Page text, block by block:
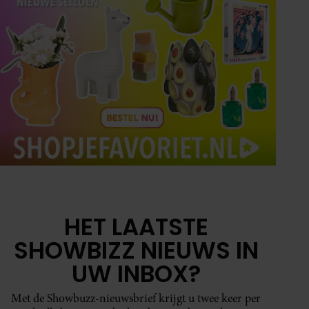
HET LAATSTE
SHOWBIZZ NIEUWS IN
UW INBOX?
Met de Showbuzz-nieuwsbrief krijgt u twee keer per